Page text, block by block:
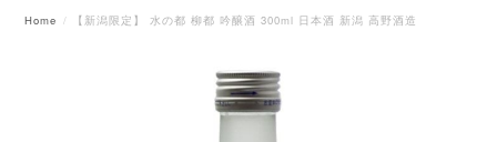
Home 【新潟限定】 水の都 柳都 吟醸酒 300ml 日本酒 新潟 高野酒造